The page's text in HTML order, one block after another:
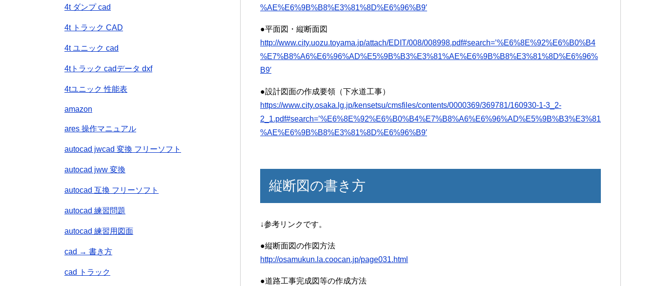
%AE%E6%9B%B8%E3%81%8D%E6%96%B9′
●平面図・縦断面図
http://www.city.uozu.toyama.jp/attach/EDIT/008/008998.pdf#search=’%E6%8E%92%E6%B0%B4
%E7%B8%A6%E6%96%AD%E5%9B%B3%E3%81%AE%E6%9B%B8%E3%81%8D%E6%96%
B9′
●設計図面の作成要領（下水道工事）
https://www.city.osaka.lg.jp/kensetsu/cmsfiles/contents/0000369/369781/160930-1-3_2-
2_1.pdf#search=’%E6%8E%92%E6%B0%B4%E7%B8%A6%E6%96%AD%E5%9B%B3%E3%81
%AE%E6%9B%B8%E3%81%8D%E6%96%B9′
縦断図の書き方
↓参考リンクです。
●縦断面図の作図方法
http://osamukun.la.coocan.jp/page031.html
●道路⼯事完成図等の作成⽅法
4t ダンプ cad
4t トラック CAD
4t ユニック cad
4tトラック cadデータ dxf
4tユニック 性能表
amazon
ares 操作マニュアル
autocad jwcad 変換 フリーソフト
autocad jww 変換
autocad 互換 フリーソフト
autocad 練習問題
autocad 練習用図面
cad → 書き方
cad トラック